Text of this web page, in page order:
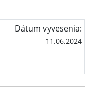
Dátum vyvesenia:
11.06.2024